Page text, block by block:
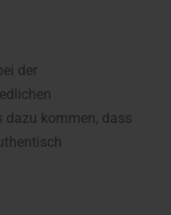
der
dazu kommen, dass